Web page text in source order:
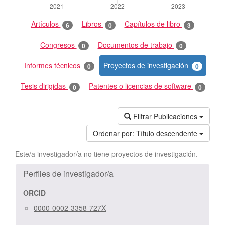
Artículos 6 Libros 0 Capítulos de libro 3
Congresos 0 Documentos de trabajo 0
Informes técnicos 0 Proyectos de investigación 0
Tesis dirigidas 0 Patentes o licencias de software 0
Filtrar Publicaciones
Ordenar por: Título descendente
Este/a investigador/a no tiene proyectos de investigación.
Perfiles de investigador/a
ORCID
0000-0002-3358-727X